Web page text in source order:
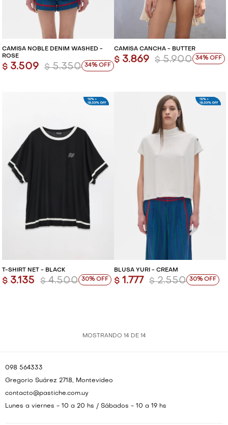
CAMISA NOBLE DENIM WASHED -
ROSE
$ 3.509 $ 5.350 34
CAMISA CANCHA - BUTTER
$ 3.869 $ 5.900 34
T-SHIRT NET - BLACK
$ 3.135 $ 4.500 30
BLUSA YURI - CREAM
$ 1.777 $ 2.550 30
MOSTRANDO 14 DE 14
098 564333
Gregorio Suárez 2718, Montevideo
contacto@pastiche.com.uy
Lunes a viernes - 10 a 20 hs / Sábados - 10 a 19 hs